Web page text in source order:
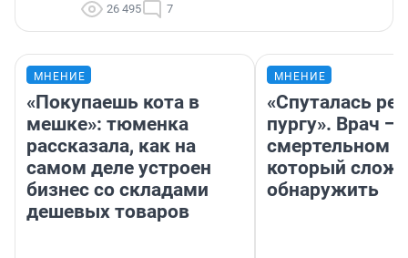
26 495 7
МНЕНИЕ
«Покупаешь кота в
мешке»: тюменка
рассказала, как на
самом деле устроен
бизнес со складами
дешевых товаров
МНЕНИЕ
«Спуталась
пургу». Врач —
смертельном
который
обнаружить